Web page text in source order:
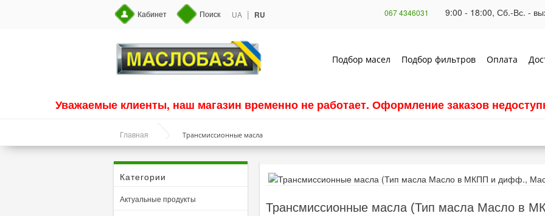
Кабинет Поиск UA | RU 067 4346031 9:00 - 18:00, Сб.-Вс. -
Подбор масел Подбор фильтров Оплата
Уважаемые клиенты, наш магазин временно не работает. Оформление заказов
Главная Трансмиссионные масла
Категории
Актуальные продукты
Трансмиссионные масла (Тип масла Масло в